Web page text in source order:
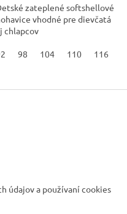
128 134 140 146
zateplené softshellové
vhodné pre dievčatá
chlapcov
98 104 110 116
údajov a používaní cookies